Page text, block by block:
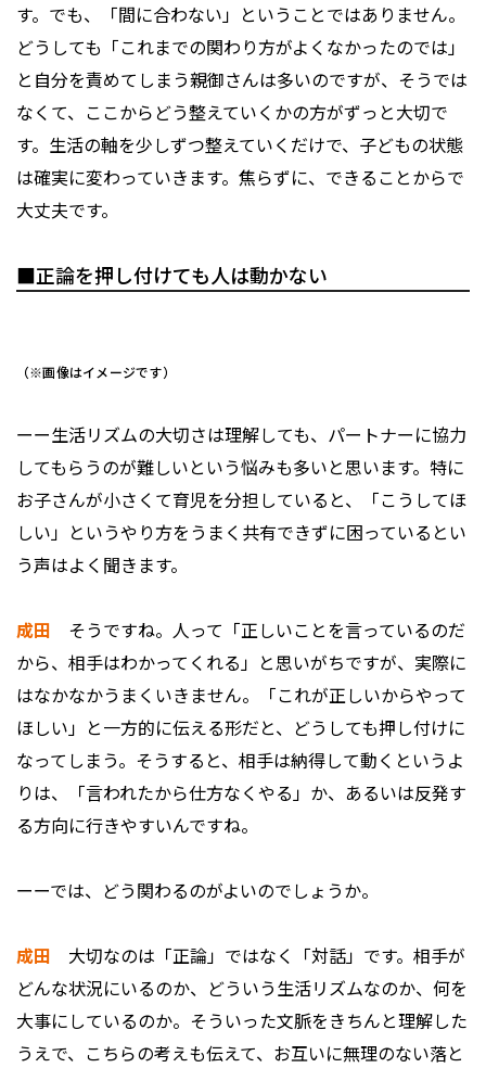
す。でも、「間に合わない」ということではありません。
どうしても「これまでの関わり方がよくなかったのでは」
と自分を責めてしまう親御さんは多いのですが、そうでは
なくて、ここからどう整えていくかの方がずっと大切で
す。生活の軸を少しずつ整えていくだけで、子どもの状態
は確実に変わっていきます。焦らずに、できることからで
大丈夫です。
■正論を押し付けても人は動かない
（※画像はイメージです）
ーー生活リズムの大切さは理解しても、パートナーに協力
してもらうのが難しいという悩みも多いと思います。特に
お子さんが小さくて育児を分担していると、「こうしてほ
しい」というやり方をうまく共有できずに困っているとい
う声はよく聞きます。
成田 そうですね。人って「正しいことを言っているのだ
から、相手はわかってくれる」と思いがちですが、実際に
はなかなかうまくいきません。「これが正しいからやって
ほしい」と一方的に伝える形だと、どうしても押し付けに
なってしまう。そうすると、相手は納得して動くというよ
りは、「言われたから仕方なくやる」か、あるいは反発す
る方向に行きやすいんですね。
ーーでは、どう関わるのがよいのでしょうか。
成田 大切なのは「正論」ではなく「対話」です。相手が
どんな状況にいるのか、どういう生活リズムなのか、何を
大事にしているのか。そういった文脈をきちんと理解した
うえで、こちらの考えも伝えて、お互いに無理のない落と